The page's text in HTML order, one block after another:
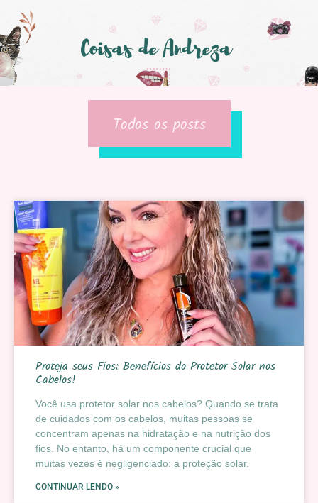
Todos os posts
Proteja seus Fios: Benefícios do Protetor Solar nos
Cabelos!
Você usa protetor solar nos cabelos? Quando se trata
de cuidados com os cabelos, muitas pessoas se
concentram apenas na hidratação e na nutrição dos
fios. No entanto, há um componente crucial que
muitas vezes é negligenciado: a proteção solar.
CONTINUAR LENDO »